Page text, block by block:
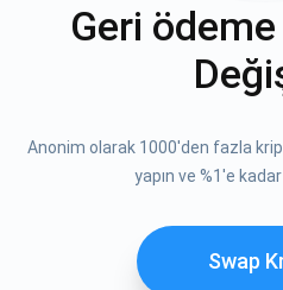
Geri
Anonim olarak 1000'den fazla
yapın ve %1'e
Swap